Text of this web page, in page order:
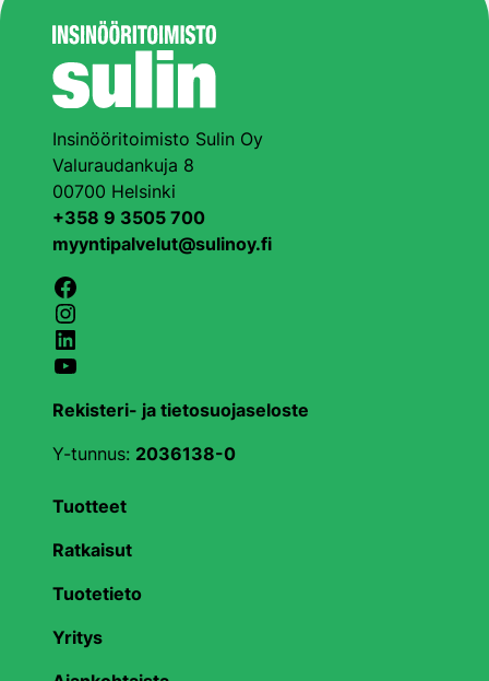
Insinööritoimisto Sulin Oy
Valuraudankuja 8
00700 Helsinki
+358 9 3505 700
myyntipalvelut@sulinoy.fi
Facebook
Instagram
LinkedIn
YouTube
Rekisteri- ja tietosuojaseloste
Y-tunnus: 2036138-0
Tuotteet
Ratkaisut
Tuotetieto
Yritys